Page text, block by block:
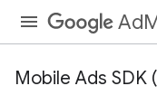
Mobile Ads